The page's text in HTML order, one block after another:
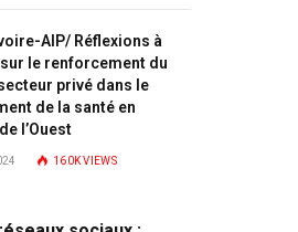
AIP/ Réflexions à
le renforcement du
privé dans le
de la santé en
l’Ouest
160KVIEWS